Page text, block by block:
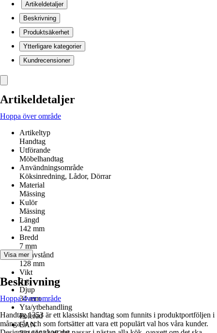
Artikeldetaljer
Beskrivning
Produktsäkerhet
Ytterligare kategorier
Kundrecensioner
Artikeldetaljer
Hoppa över område
Artikeltyp
Handtag
Utförande
Möbelhandtag
Användningsområde
Köksinredning, Lådor, Dörrar
Material
Mässing
Kulör
Mässing
Längd
142 mm
Bredd
7 mm
Hålavstånd
128 mm
Vikt
3 g
Djup
34 mm
Yta/ytbehandling
Polerad
EAN
Visa mer
Beskrivning
Hoppa över område
Handtag 1353 är ett klassiskt handtag som funnits i produktportföljen i
många år och som fortsätter att vara ett populärt val hos våra kunder.